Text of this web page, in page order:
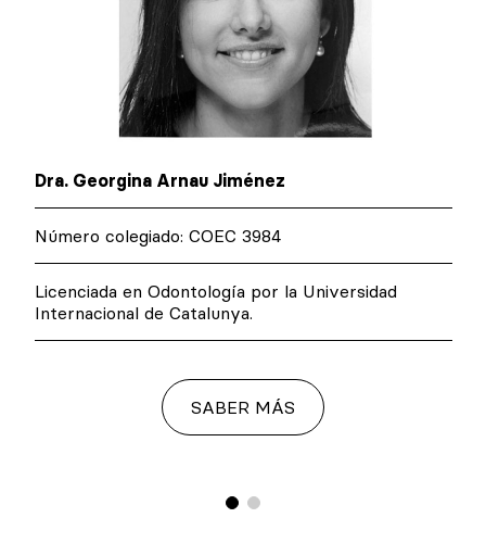
Dra. Georgina Arnau Jiménez
Número colegiado: COEC 3984
Licenciada en Odontología por la Universidad
Internacional de Catalunya.
SABER MÁS